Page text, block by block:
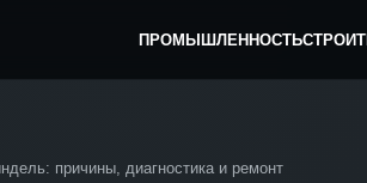
ПРОМЫШЛЕННОСТЬ
причины, диагностика и ремонт